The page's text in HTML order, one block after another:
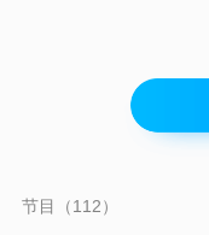
节目（112）